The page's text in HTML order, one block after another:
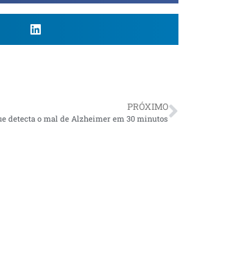
PRÓXIMO
detecta o mal de Alzheimer em 30 minutos